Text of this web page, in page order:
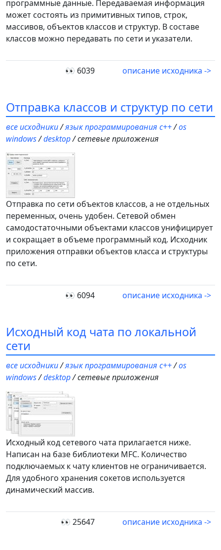
программные данные. Передаваемая информация
может состоять из примитивных типов, строк,
массивов, объектов классов и структур. В составе
классов можно передавать по сети и указатели.
👀 6039 описание исходника ->
Отправка классов и структур по сети
все исходники/язык программирования c++/os
windows/desktop/ сетевые приложения
Отправка по сети объектов классов, а не отдельных
переменных, очень удобен. Сетевой обмен
самодостаточными объектами классов унифицирует
и сокращает в объеме программный код. Исходник
приложения отправки объектов класса и структуры
по сети.
👀 6094 описание исходника ->
Исходный код чата по локальной
сети
все исходники/язык программирования c++/os
windows/desktop/ сетевые приложения
Исходный код сетевого чата прилагается ниже.
Написан на базе библиотеки MFC. Количество
подключаемых к чату клиентов не ограничивается.
Для удобного хранения сокетов используется
динамический массив.
👀 25647 описание исходника ->